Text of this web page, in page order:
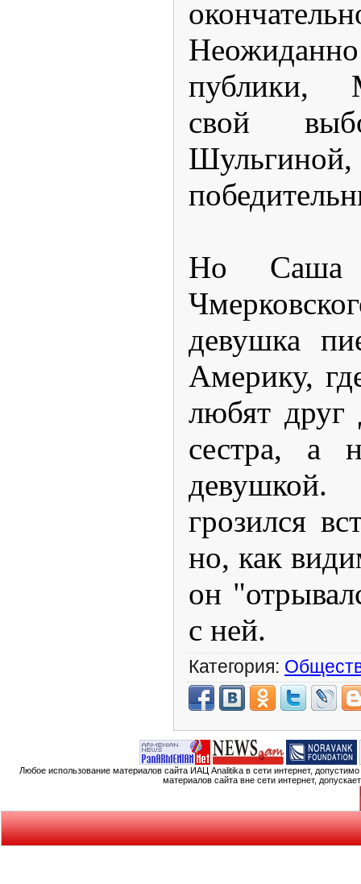
публики,
свой
Но Саша
девушка
Америку,
любят друг
сестра, а
грозился
но, как
он
с ней.
Категория:
Любое использование материалов сайта ИАЦ Analitika в сети интернет,
материалов сайта вне сети интернет,